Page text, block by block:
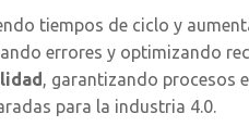
tiempos de ciclo y
errores y optimizando
, garantizando procesos
para la industria 4.0.